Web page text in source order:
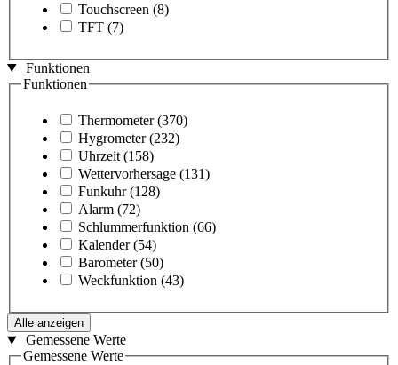
Touchscreen (8)
TFT (7)
Funktionen
Funktionen
Thermometer (370)
Hygrometer (232)
Uhrzeit (158)
Wettervorhersage (131)
Funkuhr (128)
Alarm (72)
Schlummerfunktion (66)
Kalender (54)
Barometer (50)
Weckfunktion (43)
Alle anzeigen
Gemessene Werte
Gemessene Werte